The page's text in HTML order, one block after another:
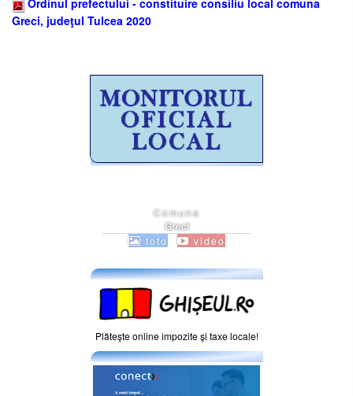
Ordinul prefectului - constituire consiliu local comuna
Greci, judeţul Tulcea 2020
Comuna
Greci
foto video
Plăteşte online impozite şi taxe locale!